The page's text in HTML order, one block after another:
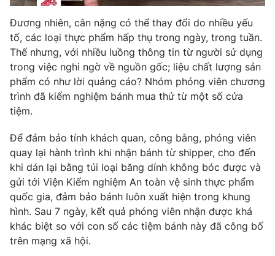
Đương nhiên, cân nặng có thể thay đổi do nhiều yếu
tố, các loại thực phẩm hấp thụ trong ngày, trong tuần.
Thế nhưng, với nhiều luồng thông tin từ người sử dụng
trong việc nghi ngờ về nguồn gốc; liệu chất lượng sản
phẩm có như lời quảng cáo? Nhóm phóng viên chương
trình đã kiểm nghiệm bánh mua thử từ một số cửa
tiệm.
Để đảm bảo tính khách quan, công bằng, phóng viên
quay lại hành trình khi nhận bánh từ shipper, cho đến
khi dán lại bằng túi loại băng dính không bóc được và
gửi tới Viện Kiểm nghiệm An toàn vệ sinh thực phẩm
quốc gia, đảm bảo bánh luôn xuất hiện trong khung
hình. Sau 7 ngày, kết quả phóng viên nhận được khá
khác biệt so với con số các tiệm bánh này đã công bố
trên mạng xã hội.